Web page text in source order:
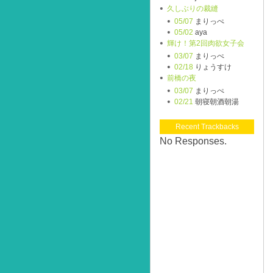
久しぶりの裁縫
05/07 まりっぺ
05/02 aya
輝け！第2回肉欲女子会
03/07 まりっぺ
02/18 りょうすけ
前橋の夜
03/07 まりっぺ
02/21 朝寝朝酒朝湯
Recent Trackbacks
No Responses.